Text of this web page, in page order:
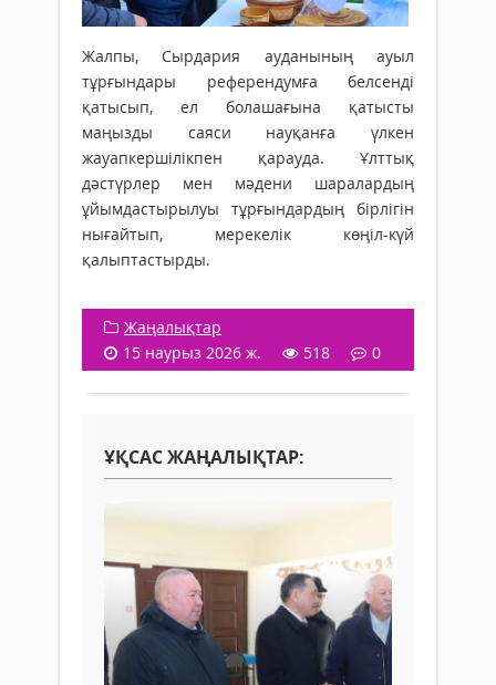
Жалпы, Сырдария ауданының ауыл
тұрғындары референдумға белсенді
қатысып, ел болашағына қатысты
маңызды саяси науқанға үлкен
жауапкершілікпен қарауда. Ұлттық
дәстүрлер мен мәдени шаралардың
ұйымдастырылуы тұрғындардың бірлігін
нығайтып, мерекелік көңіл-күй
қалыптастырды.
Жаңалықтар
15 наурыз 2026 ж.
518 0
ҰҚСАС ЖАҢАЛЫҚТАР: